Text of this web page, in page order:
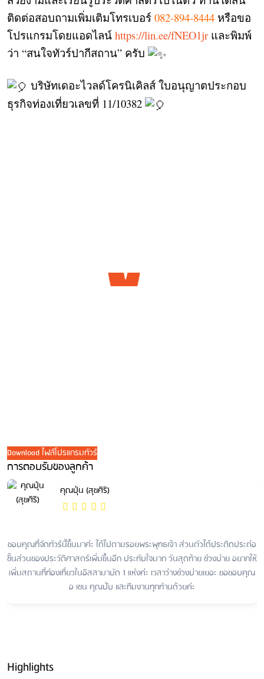
ติดต่อสอบถามเพิ่มเติมโทรเบอร์ 082-894-8444 หรือขอ
โปรแกรมโดยแอดไลน์ https://lin.ee/fNEO1jr และพิมพ์
ว่า “สนใจทัวร์ปากีสถาน” ครับ
บริษัทเดอะไวลด์โครนิเคิลส์ ใบอนุญาตประกอบ
ธุรกิจท่องเที่ยวเลขที่ 11/10382
Download ไฟล์โปรแกรมทัวร์
การตอบรับของลูกค้า
คุณปุ่น (สุขศิริ)
ขอบคุณที่จัดทัวร์นี้ขึ้นมาค่ะ ได้ไปตามรอยพระพุทธเจ้า ส่วนตัวได้ประติดประต่อ
ชิ้นส่วนของประวัติศาสตร์เพิ่มขึ้นอีก ประทับใจมาก วันสุดท้าย ช่วงบ่าย อยากให้
เพิ่มสถานที่ท่องเที่ยวในอิสลามาบัด 1 แห่งค่ะ เวลาว่างช่วงบ่ายเยอะ ขอขอบคุณ
อ เชน คุณปั๊บ และทีมงานทุกท่านด้วยค่ะ
Highlights